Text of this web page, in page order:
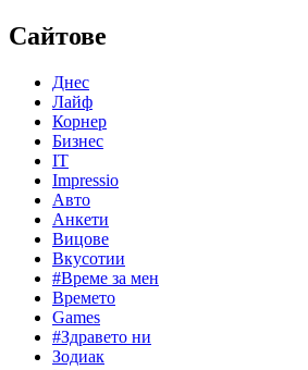
Сайтове
Днес
Лайф
Корнер
Бизнес
IT
Impressio
Авто
Анкети
Вицове
Вкусотии
#Време за мен
Времето
Games
#Здравето ни
Зодиак